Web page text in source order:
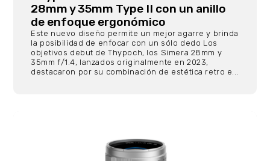
28mm y 35mm Type II con un anillo
de enfoque ergonómico
Este nuevo diseño permite un mejor agarre y brinda
la posibilidad de enfocar con un sólo dedo Los
objetivos debut de Thypoch, los Simera 28mm y
35mm f/1.4, lanzados originalmente en 2023,
destacaron por su combinación de estética retro e...